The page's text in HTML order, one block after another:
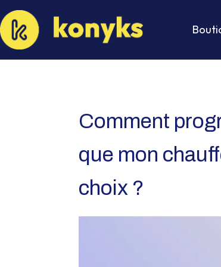
Comment
que mon
choix ?